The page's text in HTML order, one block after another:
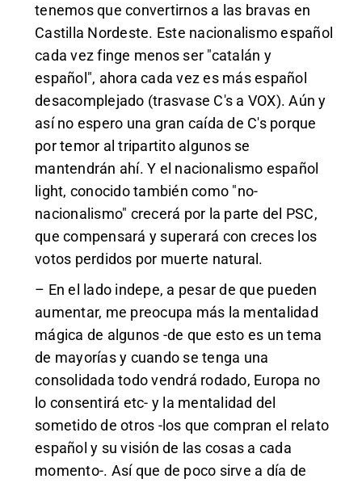
tenemos que convertirnos a las bravas en
Castilla Nordeste. Este nacionalismo español
cada vez finge menos ser "catalán y
español", ahora cada vez es más español
desacomplejado (trasvase C's a VOX). Aún y
así no espero una gran caída de C's porque
por temor al tripartito algunos se
mantendrán ahí. Y el nacionalismo español
light, conocido también como "no-
nacionalismo" crecerá por la parte del PSC,
que compensará y superará con creces los
votos perdidos por muerte natural.
– En el lado indepe, a pesar de que pueden
aumentar, me preocupa más la mentalidad
mágica de algunos -de que esto es un tema
de mayorías y cuando se tenga una
consolidada todo vendrá rodado, Europa no
lo consentirá etc- y la mentalidad del
sometido de otros -los que compran el relato
español y su visión de las cosas a cada
momento-. Así que de poco sirve a día de